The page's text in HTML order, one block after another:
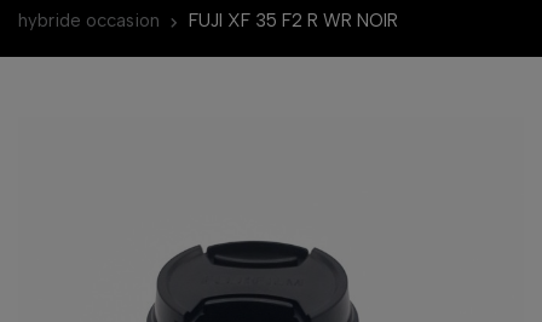
hybride occasion
FUJI XF 35 F2 R WR NOIR